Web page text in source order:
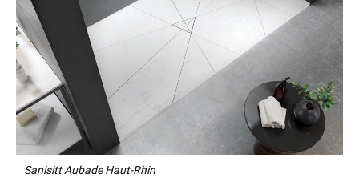
Sanisitt Aubade Haut-Rhin